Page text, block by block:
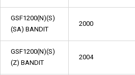
GSF1200(N)(S)
(SA) BANDIT
2000
GSF1200(N)(S)
(Z) BANDIT
2004